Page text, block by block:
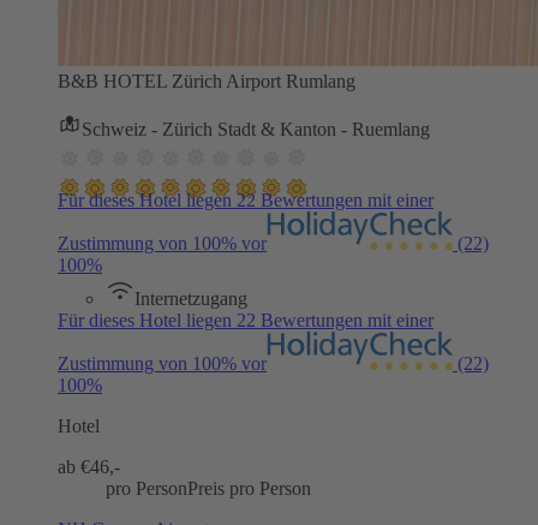
B&B HOTEL Zürich Airport Rumlang
Schweiz - Zürich Stadt & Kanton - Ruemlang
Für dieses Hotel liegen 22 Bewertungen mit einer
Zustimmung von 100% vor
(22)
100%
Internetzugang
Für dieses Hotel liegen 22 Bewertungen mit einer
Zustimmung von 100% vor
(22)
100%
Hotel
ab €46,-
pro PersonPreis pro Person